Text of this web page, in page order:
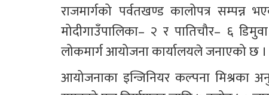
राजमार्गको पर्वतखण्ड कालोपत्र
मोदीगाउँपालिका– २ र पातिचौर– ६
लोकमार्ग आयोजना कार्यालयले जनाएको छ ।
आयोजनाका इन्जिनियर कल्पना मिश्रका